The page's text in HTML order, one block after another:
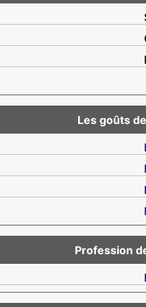
Les goûts
Profession